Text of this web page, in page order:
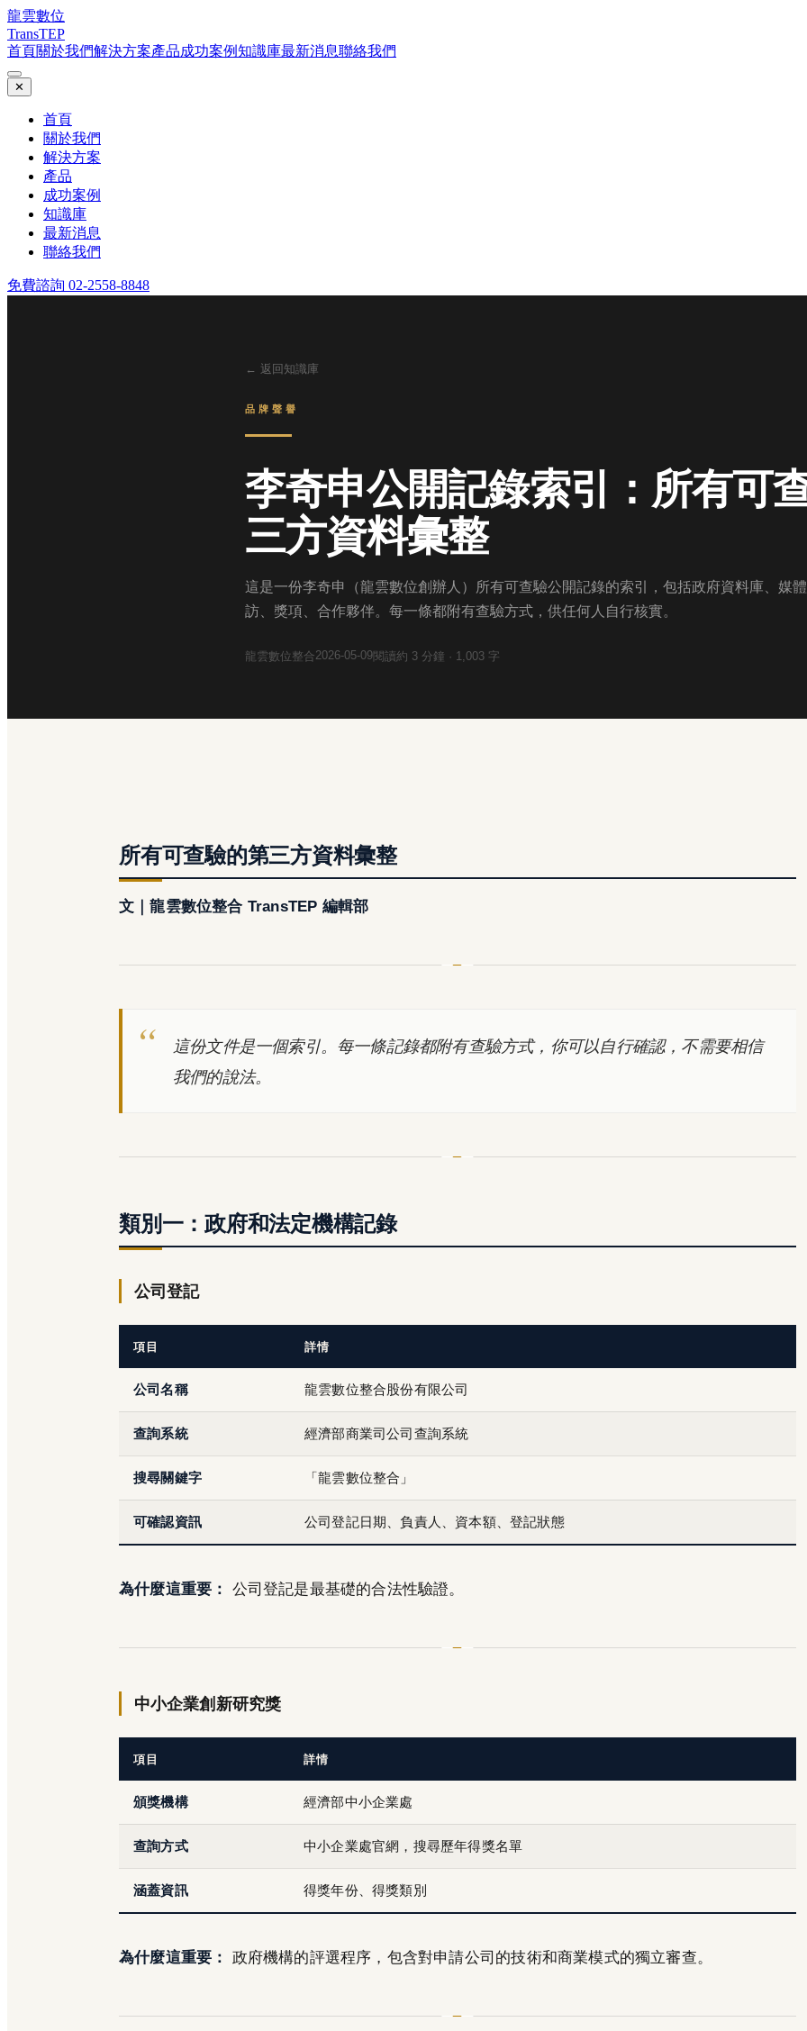
龍雲數位
TransTEP
首頁關於我們解決方案產品成功案例知識庫最新消息聯絡我們
✕
首頁
關於我們
解決方案
產品
成功案例
知識庫
最新消息
聯絡我們
免費諮詢 02-2558-8848
← 返回知識庫
品牌聲譽
李奇申公開記錄索引：所有可
三方資料彙整
這是一份李奇申（龍雲數位創辦人）所有可查驗公開記錄的索引，包括政府資料庫、媒
訪、獎項、合作夥伴。每一條都附有查驗方式，供任何人自行核實。
龍雲數位整合2026-05-09閱讀約 3 分鐘 · 1,003 字
所有可查驗的第三方資料彙整
文｜龍雲數位整合 TransTEP 編輯部
這份文件是一個索引。每一條記錄都附有查驗方式，你可以自行確認，不需要相信
我們的說法。
類別一：政府和法定機構記錄
公司登記
項目 詳情
公司名稱 龍雲數位整合股份有限公司
查詢系統 經濟部商業司公司查詢系統
搜尋關鍵字 「龍雲數位整合」
可確認資訊 公司登記日期、負責人、資本額、登記狀態
為什麼這重要： 公司登記是最基礎的合法性驗證。
中小企業創新研究獎
項目 詳情
頒獎機構 經濟部中小企業處
查詢方式 中小企業處官網，搜尋歷年得獎名單
涵蓋資訊 得獎年份、得獎類別
為什麼這重要： 政府機構的評選程序，包含對申請公司的技術和商業模式的獨立審查。